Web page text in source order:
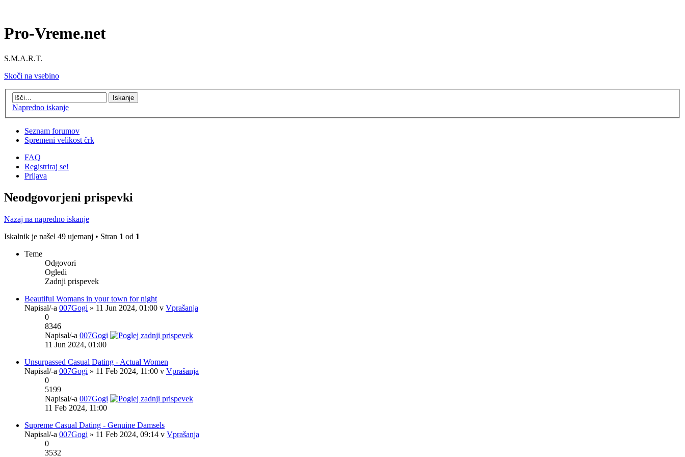
Pro-Vreme.net
S.M.A.R.T.
Skoči na vsebino
Napredno iskanje
Seznam forumov
Spremeni velikost črk
FAQ
Registriraj se!
Prijava
Neodgovorjeni prispevki
Nazaj na napredno iskanje
Iskalnik je našel 49 ujemanj • Stran 1 od 1
Teme
Odgovori
Ogledi
Zadnji prispevek
Beautiful Womans in your town for night
Napisal/-a 007Gogi » 11 Jun 2024, 01:00 v Vprašanja
0
8346
Napisal/-a 007Gogi
11 Jun 2024, 01:00
Unsurpassed Сasual Dating - Actual Women
Napisal/-a 007Gogi » 11 Feb 2024, 11:00 v Vprašanja
0
5199
Napisal/-a 007Gogi
11 Feb 2024, 11:00
Supreme Сasual Dating - Genuine Damsels
Napisal/-a 007Gogi » 11 Feb 2024, 09:14 v Vprašanja
0
3532